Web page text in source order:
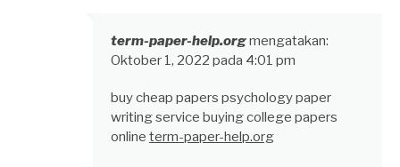
term-paper-help.orgmengatakan:
Oktober 1, 2022 pada 4:01 pm
buy cheap papers psychology paper
writing service buying college papers
online term-paper-help.org